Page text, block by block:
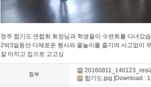
청주 합기도 연합회 회장님과 학생들이 수련회를 다녀갔
2박3일동안 다채로운 행사와 물놀이를 즐기며 사고없이
잘 마치고 집으로 고고싱
첨부
합기도.jpg [Download :